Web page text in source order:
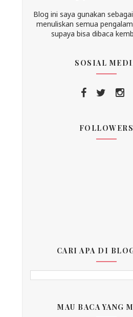
Blog ini saya gunakan
menuliskan semua
supaya bisa dibaca
SOSIAL
FOLLOWERS
CARI APA DI
MAU BACA YANG